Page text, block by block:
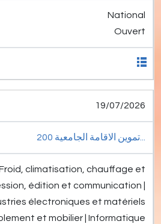
National
Ouvert
19/07/2026
تموين الاقامة الجامعية 200...
climatisation, chauffage et
édition et communication |
électroniques et matériels
et mobilier | Informatique